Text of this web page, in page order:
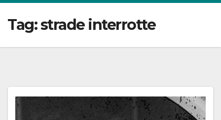
Tag:strade interrotte